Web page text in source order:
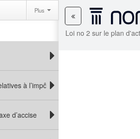
Loi no 2 sur le plan
Plus
à l’impôt sur le revenu
d’accise